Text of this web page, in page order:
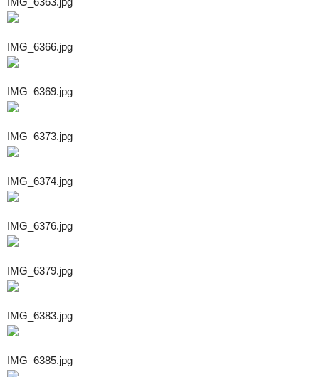
IMG_6366.jpg
IMG_6369.jpg
IMG_6373.jpg
IMG_6374.jpg
IMG_6376.jpg
IMG_6379.jpg
IMG_6383.jpg
IMG_6385.jpg